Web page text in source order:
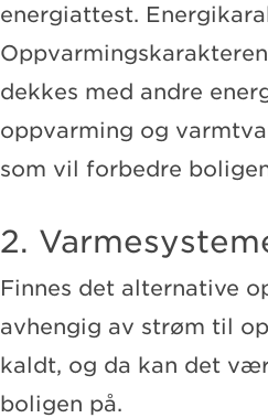
energiattest.
dekkes med andre
oppvarming og
som vil forbedre
2.
Finnes det alternative
avhengig av strøm til
kaldt, og da kan det
boligen på.